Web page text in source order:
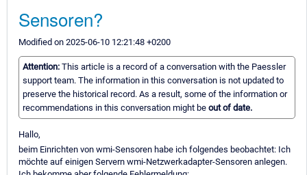
Sensoren?
Modified on 2025-06-10 12:21:48 +0200
Attention: This article is a record of a conversation with the Paessler
support team. The information in this conversation is not updated to
preserve the historical record. As a result, some of the information or
recommendations in this conversation might be out of date.
Hallo,
beim Einrichten von wmi-Sensoren habe ich folgendes beobachtet: Ich
möchte auf einigen Servern wmi-Netzwerkadapter-Sensoren anlegen.